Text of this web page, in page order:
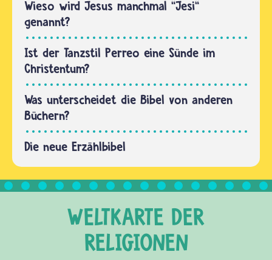
umfasst
eigentlich
66
einzelne
Bücher.
Sie
wurden…
Wieso wird Jesus manchmal “Jesi“
genannt?
Ist der Tanzstil Perreo eine Sünde im
Christentum?
Was unterscheidet die Bibel von anderen
Büchern?
Die neue Erzählbibel